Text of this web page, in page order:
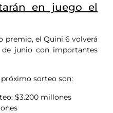
en juego el
premio, el Quini 6 volverá
junio con importantes
sorteo son:
$3.200 millones